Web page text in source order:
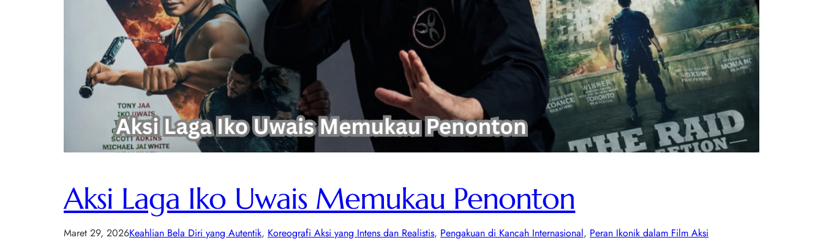
Aksi Laga Iko Uwais Memukau Penonton
Maret 29, 2026Keahlian Bela Diri yang Autentik, Koreografi Aksi yang Intens dan Realistis, Pengakuan di Kancah Internasional, Peran Ikonik dalam Film Aksi